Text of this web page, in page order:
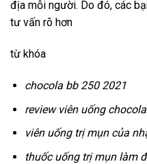
địa mỗi người. Do đó, các
tư vấn rõ hơn
từ khóa
chocola bb 250 2021
review viên uống
viên uống trị mụn của
thuốc uống trị mụn làm